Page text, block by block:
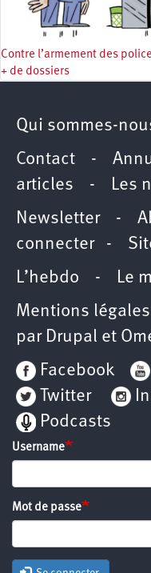
Contre l’armement des
+ de dossiers
Qui sommes-
Contact -
articles - Les
Newsletter-
connecter-
L’hebdo - Le
Mentions
par Drupal et
Facebook
Twitter
Podcasts
Username
Mot de passe